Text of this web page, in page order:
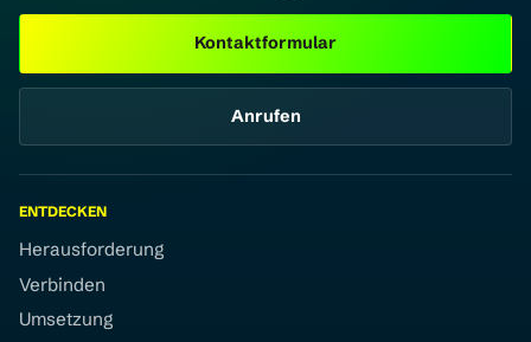
Kontaktformular
Anrufen
ENTDECKEN
Herausforderung
Verbinden
Umsetzung